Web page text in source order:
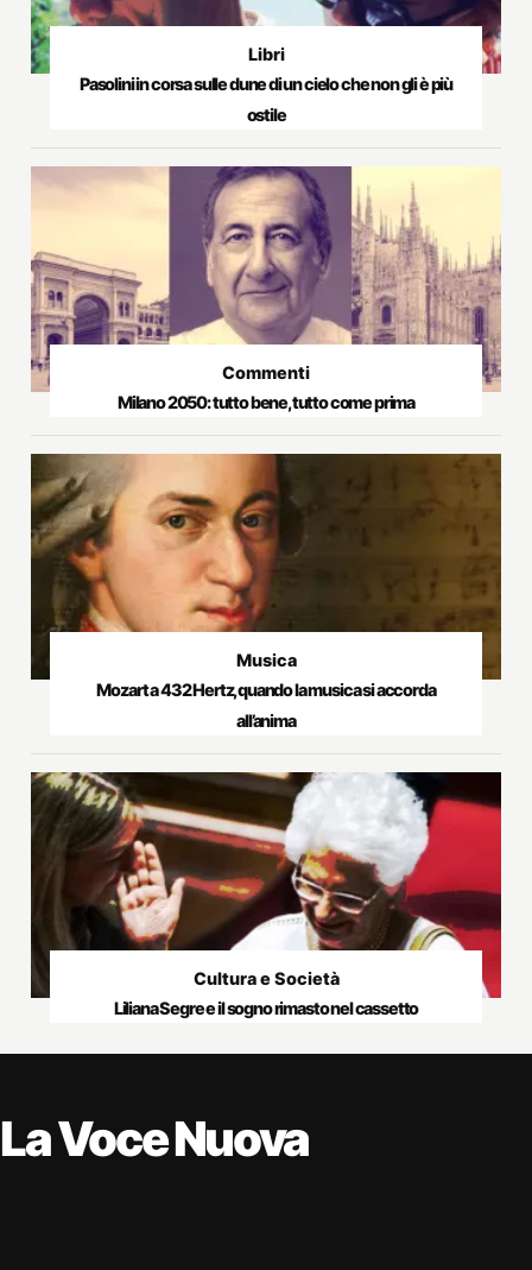
Libri
Pasolini in corsa sulle dune di un cielo che non gli è più
ostile
Commenti
Milano 2050: tutto bene, tutto come prima
Musica
Mozart a 432 Hertz, quando la musica si accorda
all’anima
Cultura e Società
Liliana Segre e il sogno rimasto nel cassetto
La Voce Nuova